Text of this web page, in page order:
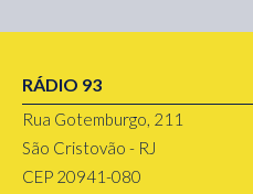
RÁDIO 93
Rua Gotemburgo, 211
São Cristovão - RJ
CEP 20941-080